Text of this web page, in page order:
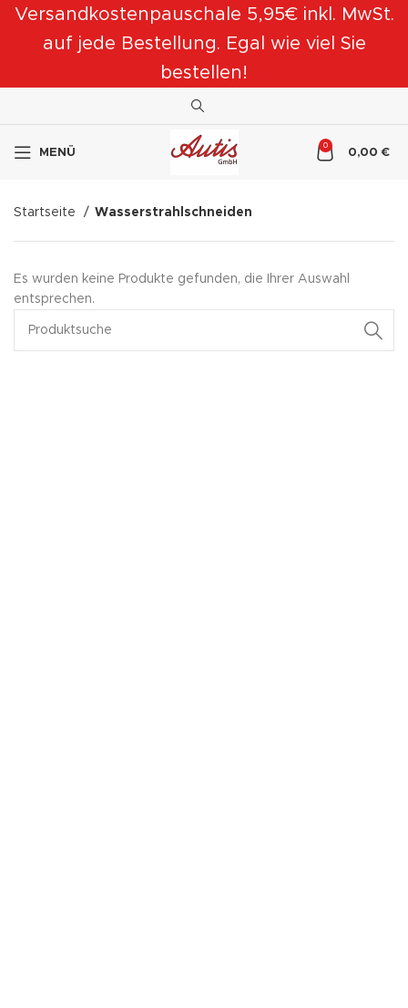
Versandkostenpauschale 5,95€ inkl. MwSt.
auf jede Bestellung. Egal wie viel Sie
bestellen!
MENÜ
0
0,00€
Startseite Wasserstrahlschneiden
Es wurden keine Produkte gefunden, die Ihrer Auswahl
entsprechen.